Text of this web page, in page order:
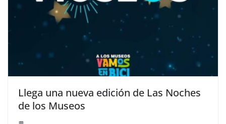
Llega una nueva edición de Las Noches
de los Museos